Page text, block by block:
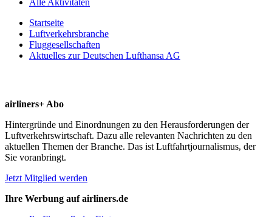
Startseite
Luftverkehrsbranche
Fluggesellschaften
Aktuelles zur Deutschen Lufthansa AG
airliners+ Abo
Hintergründe und Einordnungen zu den Herausforderungen der
Luftverkehrswirtschaft. Dazu alle relevanten Nachrichten zu den
aktuellen Themen der Branche. Das ist Luftfahrtjournalismus, der
Sie voranbringt.
Jetzt Mitglied werden
Ihre Werbung auf airliners.de